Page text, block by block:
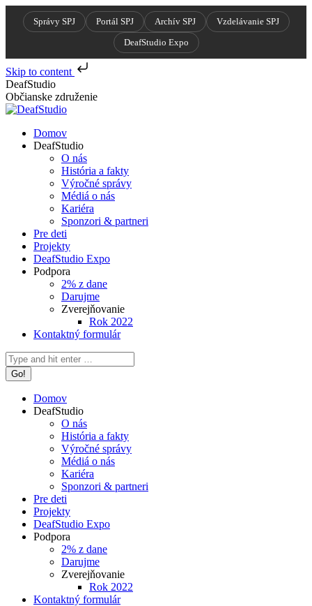
Správy SPJ Portál SPJ Archív SPJ
Vzdelávanie SPJ
DeafStudio Expo
Skip to content
Skip
to
content
DeafStudio
Občianske združenie
Domov
DeafStudio
O nás
História a fakty
Výročné správy
Médiá o nás
Kariéra
Sponzori & partneri
Pre deti
Projekty
DeafStudio Expo
Podpora
2% z dane
Darujme
Zverejňovanie
Rok 2022
Kontaktný formulár
Search:
Domov
DeafStudio
O nás
História a fakty
Výročné správy
Médiá o nás
Kariéra
Sponzori & partneri
Pre deti
Projekty
DeafStudio Expo
Podpora
2% z dane
Darujme
Zverejňovanie
Rok 2022
Kontaktný formulár